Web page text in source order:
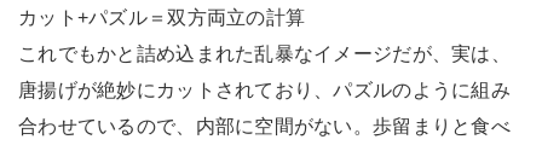
カット+パズル＝双方両立の計算
これでもかと詰め込まれた乱暴なイメージだが、実は、
唐揚げが絶妙にカットされており、パズルのように組み
合わせているので、内部に空間がない。歩留まりと食べ